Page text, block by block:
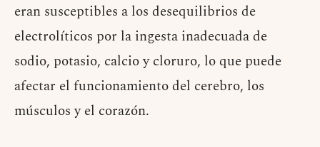
eran susceptibles a los desequilibrios de
electrolíticos por la ingesta inadecuada de
sodio, potasio, calcio y cloruro, lo que puede
afectar el funcionamiento del cerebro, los
músculos y el corazón.